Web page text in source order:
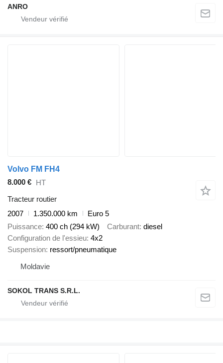
ANRO
Volvo FM FH4
8.000 € HT
Tracteur routier
2007
1.350.000 km
Euro 5
Puissance 400 ch (294 kW) Carburant diesel
Configuration de l'essieu 4x2
Suspension ressort/pneumatique
Moldavie
SOKOL TRANS S.R.L.